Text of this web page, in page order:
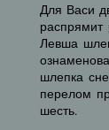
Для Васи
распрямит
Левша
шлепка
перелом
шесть.